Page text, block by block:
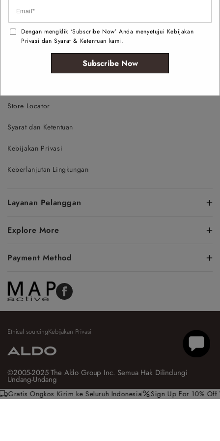
Gratis Ongkos Kirim ke Seluruh Indonesia Sign Up For 10% Off
Tentang
Store Locator
Syarat dan Ketentuan
Kebijakan Privasi
Keberlanjutan Lingkungan
Layanan Pelanggan
Explore More
Payment Method
Facebook
©2005-2025 The Aldo Group Inc. Semua Hak Dilindungi
Undang-Undang
Ethical sourcingKebijakan Privasi
Dengan mengklik ‘Subscribe Now’ Anda menyetujui Kebijakan
Privasi dan Syarat & Ketentuan kami.
Subscribe Now